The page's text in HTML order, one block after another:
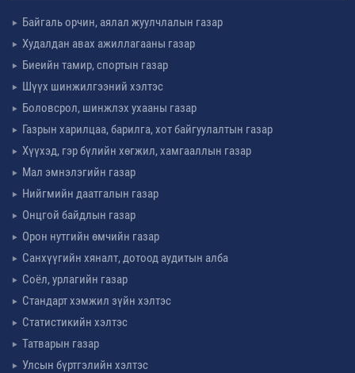
Байгаль орчин, аялал жуулчлалын газар
Худалдан авах ажиллагааны газар
Биеийн тамир, спортын газар
Шүүх шинжилгээний хэлтэс
Боловсрол, шинжлэх ухааны газар
Газрын харилцаа, барилга, хот байгуулалтын газар
Хүүхэд, гэр бүлийн хөгжил, хамгааллын газар
Мал эмнэлэгийн газар
Нийгмийн даатгалын газар
Онцгой байдлын газар
Орон нутгийн өмчийн газар
Санхүүгийн хяналт, дотоод аудитын алба
Соёл, урлагийн газар
Стандарт хэмжил зүйн хэлтэс
Статистикийн хэлтэс
Татварын газар
Улсын бүртгэлийн хэлтэс